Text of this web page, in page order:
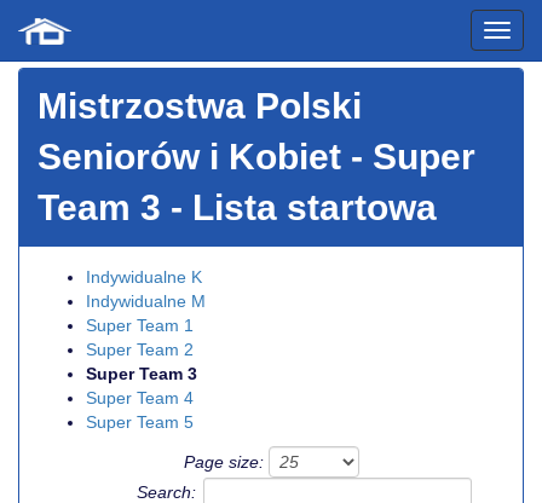
Mistrzostwa Polski
Seniorów i Kobiet - Super
Team 3 - Lista startowa
Indywidualne K
Indywidualne M
Super Team 1
Super Team 2
Super Team 3
Super Team 4
Super Team 5
Page size:
Search: